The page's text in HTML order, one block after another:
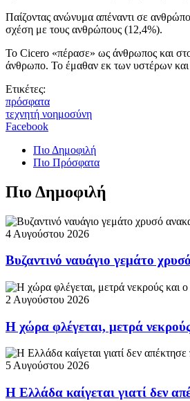
Παίζοντας ανώνυμα απέναντι σε
σχέση με τους ανθρώπους (12,4%).
Το Cicero «πέρασε» ως άνθρωπος και
άνθρωπο. Το έμαθαν εκ των υστέρων και
Ετικέτες:
πρόσφατα
τεχνητή νοημοσύνη
Facebook
Πιο Δημοφιλή
Πιο Πρόσφατα
Πιο Δημοφιλή
4 Αυγούστου 2026
Βυζαντινό ναυάγιο γεμάτο
2 Αυγούστου 2026
Η χώρα φλέγεται, μετρά
5 Αυγούστου 2026
Η Ελλάδα καίγεται γιατί δεν